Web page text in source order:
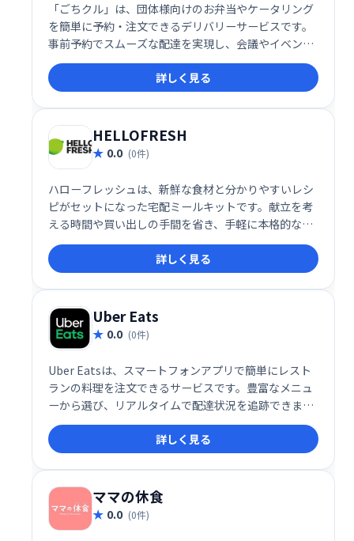
「ごちクル」は、団体様向けのお弁当やケータリング
を簡単に予約・注文できるデリバリーサービスです。
事前予約でスムーズな配達を実現し、会議やイベント
など様々なシーンに対応します。種類豊富なメニュー
から、お客様のご要望に合わせた最適なプランをご提
案いたします。 忙しい皆様の時間を節約し、大切な時
間により集中できるようサポートいたします。
詳しく見る
HELLOFRESH
0.0 (0件)
ハローフレッシュは、新鮮な食材と分かりやすいレシ
ピがセットになった宅配ミールキットです。献立を考
える時間や買い出しの手間を省き、手軽に本格的な世
界の料理が楽しめます。専属シェフ考案のレシピで、
自宅で簡単に美味しい食事を！オンラインで注文する
だけで、毎日の食卓を豊かに彩ります。
詳しく見る
Uber Eats
0.0 (0件)
Uber Eatsは、スマートフォンアプリで簡単にレスト
ランの料理を注文できるサービスです。豊富なメニュ
ーから選び、リアルタイムで配達状況を追跡できま
す。手軽に様々な料理を楽しみたい方に最適です。
詳しく見る
ママの休食
0.0 (0件)